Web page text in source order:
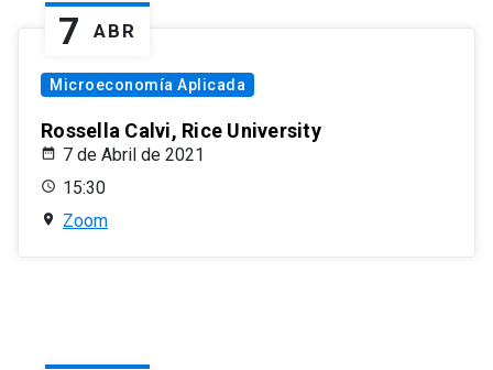
7 ABR
Microeconomía Aplicada
Rossella Calvi, Rice University
7 de Abril de 2021
15:30
Zoom